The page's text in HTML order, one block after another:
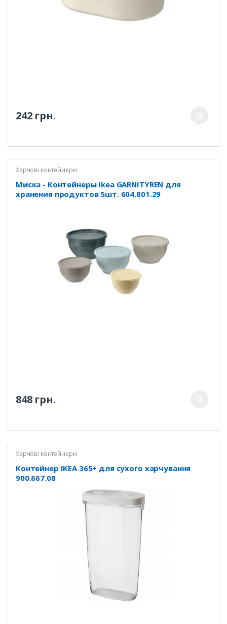
242 грн.
Харчові контейнери
Миска - Контейнеры Ikea GARNITYREN для
хранения продуктов 5шт. 604.801.29
848 грн.
Харчові контейнери
Контейнер IKEA 365+ для сухого харчування
900.667.08